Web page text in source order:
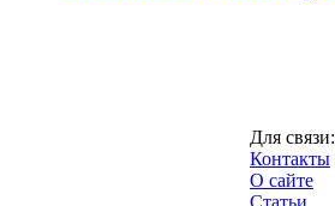
Для связи:
Контакты
О сайте
Статьи